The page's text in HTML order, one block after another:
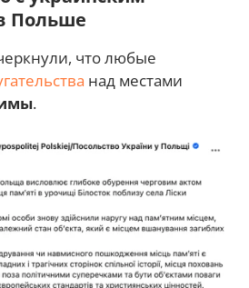
Польше
что любые
над местами
.